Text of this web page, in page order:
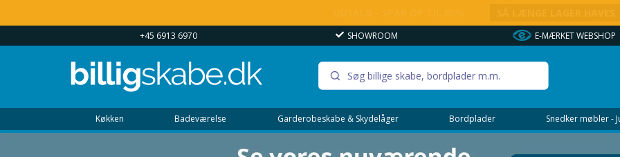
+45 6913 6970 SHOWROOM E-MÆRKET WEBSHOP
Køkken Badeværelse Garderobeskabe & Skydelåger Bordplader Snedker møbler -